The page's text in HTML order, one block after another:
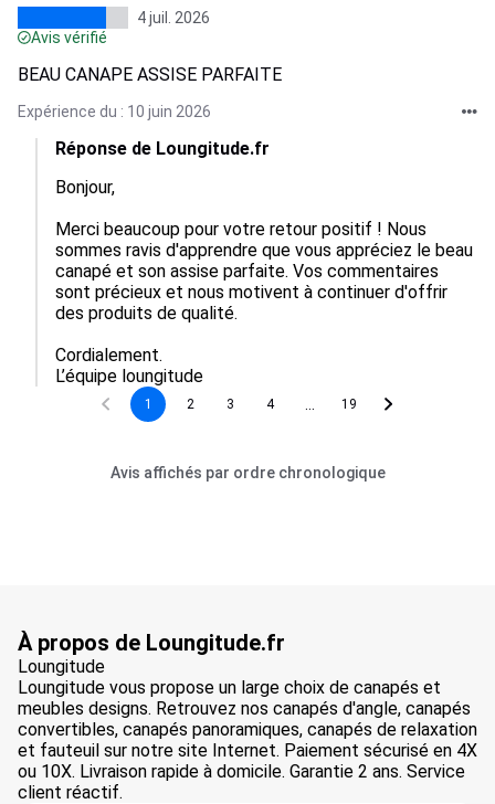
4 juil. 2026
Avis vérifié
BEAU CANAPE ASSISE PARFAITE
Expérience du : 10 juin 2026
Réponse de Loungitude.fr
Bonjour,
Merci beaucoup pour votre retour positif ! Nous
sommes ravis d'apprendre que vous appréciez le beau
canapé et son assise parfaite. Vos commentaires
sont précieux et nous motivent à continuer d'offrir
des produits de qualité.
Cordialement.
L’équipe loungitude
1 2 3 4 19
Avis affichés par ordre chronologique
À propos de Loungitude.fr
Loungitude
Loungitude vous propose un large choix de canapés et
meubles designs. Retrouvez nos canapés d'angle, canapés
convertibles, canapés panoramiques, canapés de relaxation
et fauteuil sur notre site Internet. Paiement sécurisé en 4X
ou 10X. Livraison rapide à domicile. Garantie 2 ans. Service
client réactif.